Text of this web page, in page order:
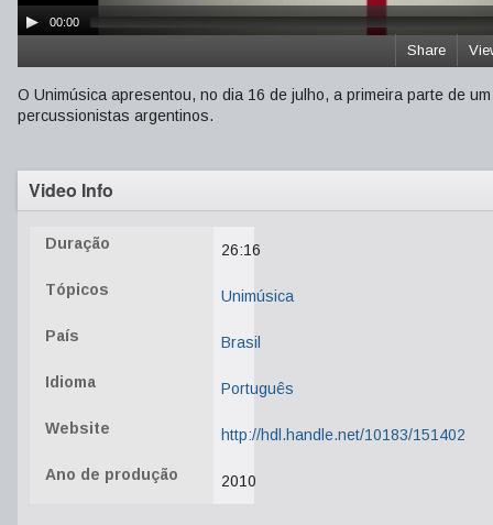
00:00
Share
O Unimúsica apresentou, no dia 16 de julho, a primeira parte de
percussionistas argentinos.
Video Info
Duração 26:16
Tópicos Unimúsica
País Brasil
Idioma Português
Website http://hdl.handle.net/10183/151402
Ano de produção 2010